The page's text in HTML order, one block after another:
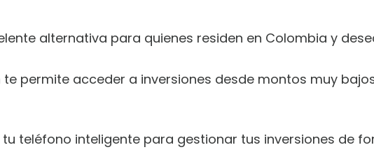
alternativa para quienes residen en Colombia y
permite acceder a inversiones desde montos muy
teléfono inteligente para gestionar tus inversiones de